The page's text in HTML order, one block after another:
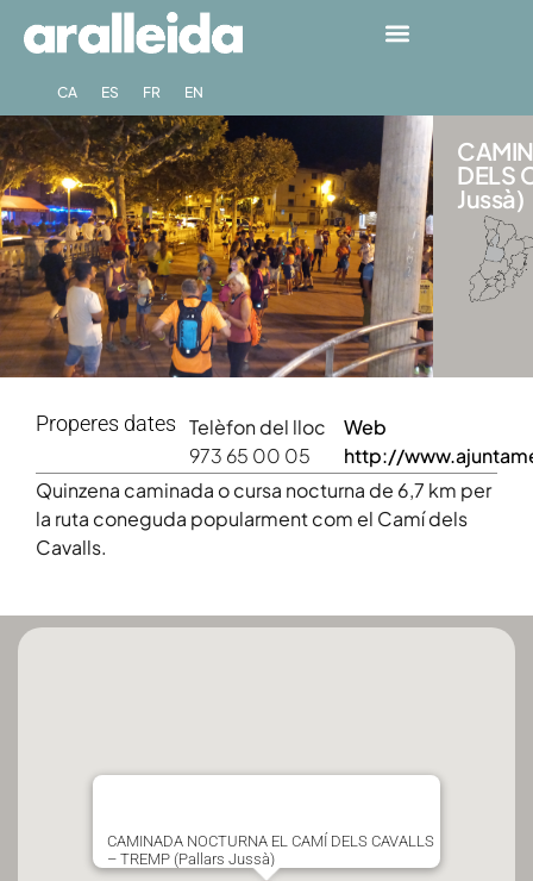
CA ES FR EN
DELS
Jussà)
Properes dates Telèfon del lloc
973 65 00 05
Web
http://
Quinzena caminada o cursa nocturna de 6,7 km per
la ruta coneguda popularment com el Camí dels
Cavalls.
CAMINADA NOCTURNA EL CAMÍ DELS CAVALLS
– TREMP (Pallars Jussà)